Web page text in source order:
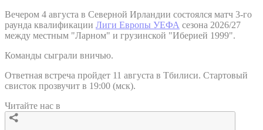
Вечером 4 августа в Северной Ирландии состоялся матч 3-го
раунда квалификации Лиги Европы УЕФА сезона 2026/27
между местным "Ларном" и грузинской "Иберией 1999".
Команды сыграли вничью.
Ответная встреча пройдет 11 августа в Тбилиси. Стартовый
свисток прозвучит в 19:00 (мск).
Читайте нас в